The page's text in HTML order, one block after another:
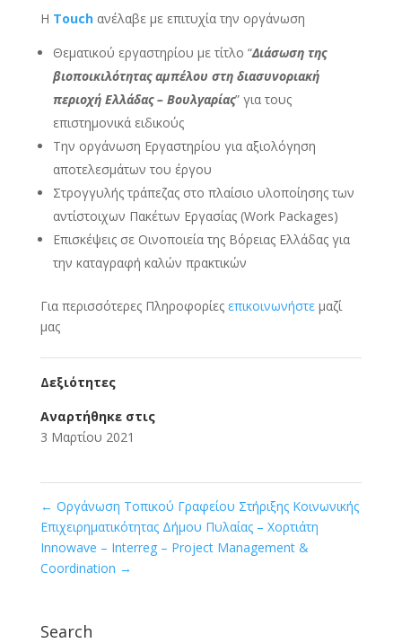
Η Touch ανέλαβε με επιτυχία την οργάνωση
Θεματικού εργαστηρίου με τίτλο “Διάσωση της
βιοποικιλότητας αμπέλου στη διασυνοριακή
περιοχή Ελλάδας – Βουλγαρίας” για τους
επιστημονικά ειδικούς
Την oργάνωση Eργαστηρίου για αξιολόγηση
αποτελεσμάτων του έργου
Στρογγυλής τράπεζας στο πλαίσιο υλοποίησης των
αντίστοιχων Πακέτων Εργασίας (Work Packages)
Επισκέψεις σε Οινοποιεία της Βόρειας Ελλάδας για
την καταγραφή καλών πρακτικών
Για περισσότερες Πληροφορίες επικοινωνήστεμαζί
μας
Δεξιότητες
Αναρτήθηκε στις
3 Μαρτίου 2021
← Οργάνωση Τοπικού Γραφείου Στήριξης Κοινωνικής
Επιχειρηματικότητας Δήμου Πυλαίας – Χορτιάτη
Innowave – Interreg – Project Management &
Coordination →
Search